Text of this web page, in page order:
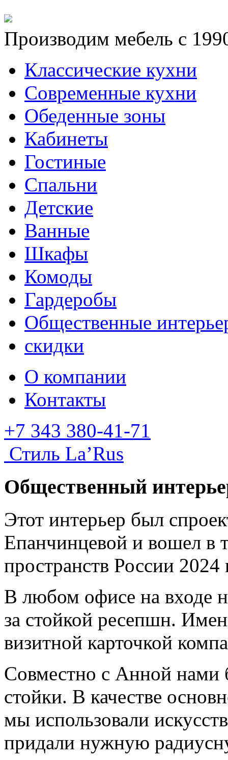
Производим мебель с
Классические кухни
Современные кухни
Обеденные зоны
Кабинеты
Гостиные
Спальни
Детские
Ванные
Шкафы
Комоды
Гардеробы
Общественные
скидки
О компании
Контакты
+7 343 380-41-71
Стиль La’Rus
Общественный
Этот интерьер был
Епанчинцевой и вошел в
пространств России 2024
В любом офисе на входе
за стойкой ресепшн.
визитной карточкой
Совместно с Анной нами
стойки. В качестве
мы использовали
придали нужную